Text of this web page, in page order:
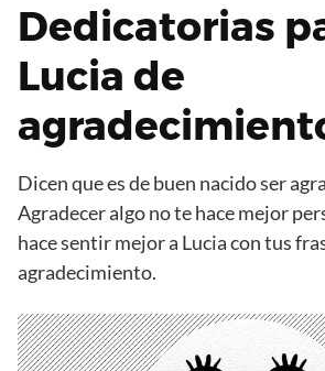
Dedicatorias
Lucia de
Dicen que es de buen nacido ser
Agradecer algo no te hace mejor
hace sentir mejor a Lucia con tus
agradecimiento.